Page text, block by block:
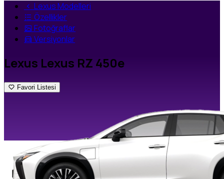
Lexus Modelleri
Özellikler
Fotoğraflar
Versiyonlar
Lexus Lexus RZ 450e
Favori Listesi